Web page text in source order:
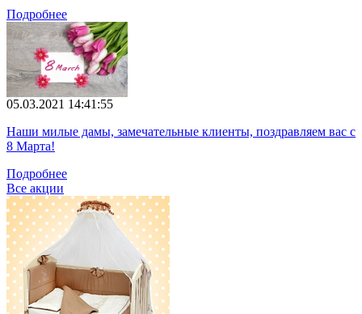
Подробнее
05.03.2021 14:41:55
Наши милые дамы, замечательные клиенты, поздравляем вас с
8 Марта!
Подробнее
Все акции